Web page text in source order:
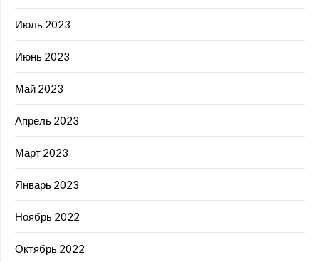
Июль 2023
Июнь 2023
Май 2023
Апрель 2023
Март 2023
Январь 2023
Ноябрь 2022
Октябрь 2022